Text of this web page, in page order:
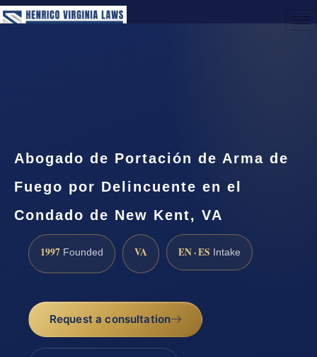
Abogado de Portación de Arma de
Fuego por Delincuente en el
Condado de New Kent, VA
1997 Founded VA EN · ES Intake
Request a consultation